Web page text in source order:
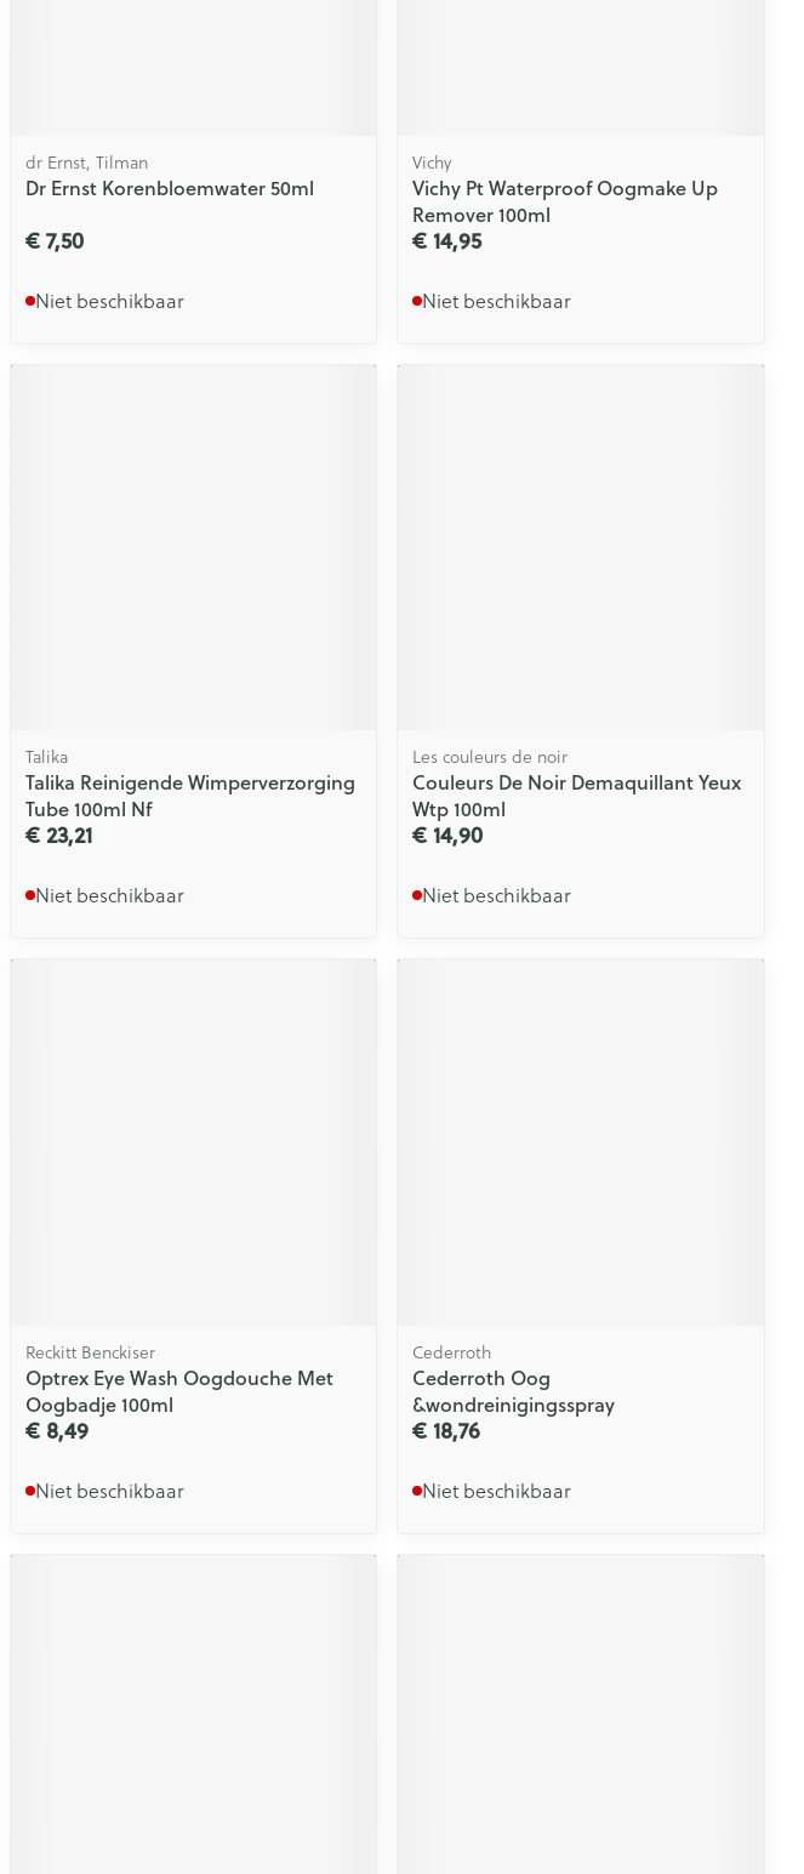
dr Ernst, Tilman
Dr Ernst Korenbloemwater 50ml
€ 7,50
Niet beschikbaar
Vichy
Vichy Pt Waterproof Oogmake Up
Remover 100ml
€ 14,95
Niet beschikbaar
Talika
Talika Reinigende Wimperverzorging
Tube 100ml Nf
€ 23,21
Niet beschikbaar
Les couleurs de noir
Couleurs De Noir Demaquillant Yeux
Wtp 100ml
€ 14,90
Niet beschikbaar
Reckitt Benckiser
Optrex Eye Wash Oogdouche Met
Oogbadje 100ml
€ 8,49
Niet beschikbaar
Cederroth
Cederroth Oog
&wondreinigingsspray
€ 18,76
Niet beschikbaar